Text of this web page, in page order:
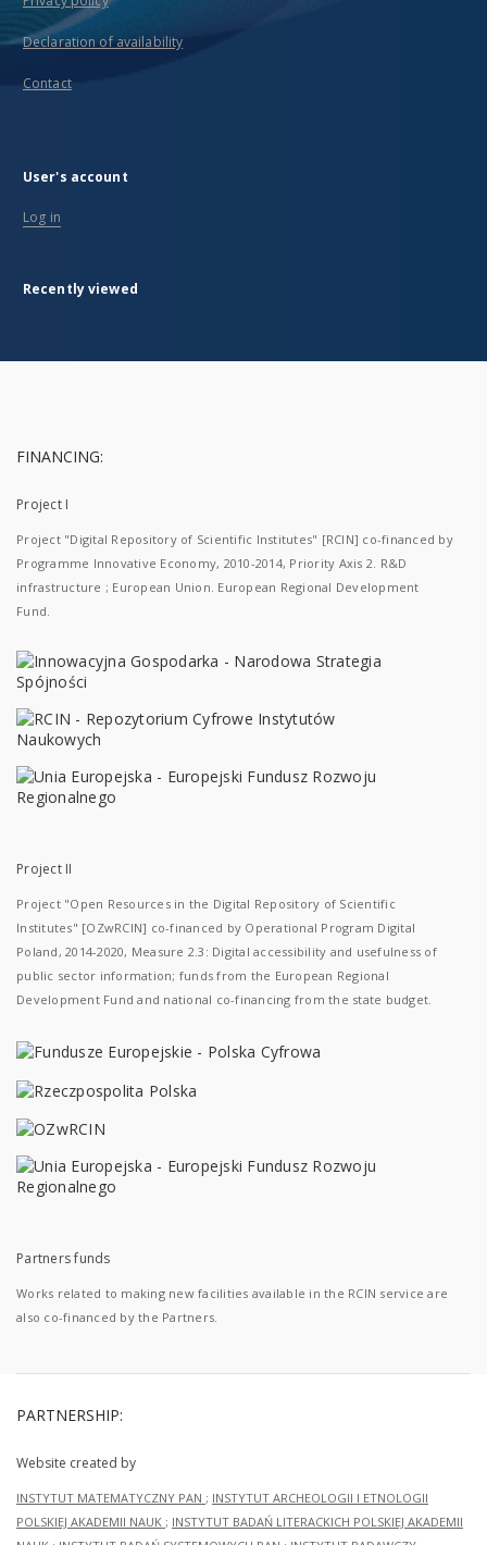
Declaration of availability
Contact
User's account
Log in
Recently viewed
FINANCING:
Project I
Project "Digital Repository of Scientific Institutes" [RCIN] co-financed by
Programme Innovative Economy, 2010-2014, Priority Axis 2. R&D
infrastructure ; European Union. European Regional Development
Fund.
Project II
Project "Open Resources in the Digital Repository of Scientific
Institutes" [OZwRCIN] co-financed by Operational Program Digital
Poland, 2014-2020, Measure 2.3: Digital accessibility and usefulness of
public sector information; funds from the European Regional
Development Fund and national co-financing from the state budget.
Partners funds
Works related to making new facilities available in the RCIN service are
also co-financed by the Partners.
PARTNERSHIP:
Website created by
INSTYTUT MATEMATYCZNY PAN ; INSTYTUT ARCHEOLOGII I ETNOLOGII
POLSKIEJ AKADEMII NAUK ; INSTYTUT BADAŃ LITERACKICH POLSKIEJ AKADEMII